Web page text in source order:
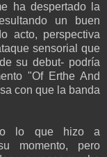
ha despertado la
un buen
acto, perspectiva
sensorial que
su debut- podría
"Of Erthe And
con que la banda
lo que hizo a
momento, pero